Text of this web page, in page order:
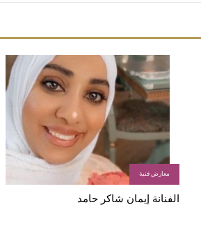
معارض فنية
الفنانة إيمان شاكر حامد